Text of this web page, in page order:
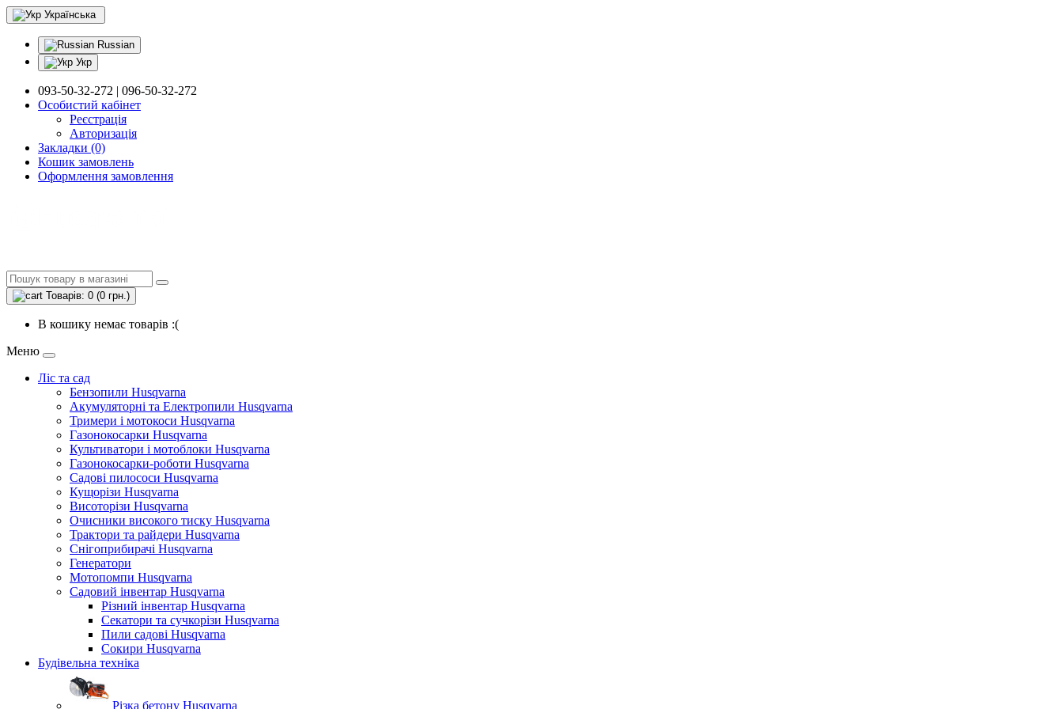
Українська
Russian
Укр
093-50-32-272 | 096-50-32-272
Особистий кабінет
Реєстрація
Авторизація
Закладки (0)
Кошик замовлень
Оформлення замовлення
Товарів: 0 (0 грн.)
В кошику немає товарів :(
Меню
Ліс та сад
Бензопили Husqvarna
Акумуляторні та Електропили Husqvarna
Тримери і мотокоси Husqvarna
Газонокосарки Husqvarna
Культиватори і мотоблоки Husqvarna
Газонокосарки-роботи Husqvarna
Садові пилососи Husqvarna
Кущорізи Husqvarna
Висоторізи Husqvarna
Очисники високого тиску Husqvarna
Трактори та райдери Husqvarna
Снігоприбирачі Husqvarna
Генератори
Мотопомпи Husqvarna
Садовий інвентар Husqvarna
Різний інвентар Husqvarna
Секатори та сучкорізи Husqvarna
Пили садові Husqvarna
Сокири Husqvarna
Будівельна техніка
Різка бетону Husqvarna